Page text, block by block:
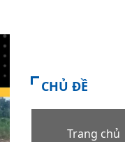
CHỦ ĐỀ
Trang chủ